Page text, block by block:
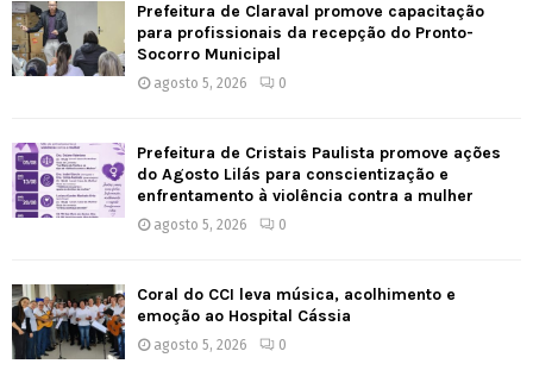
Prefeitura de Claraval promove capacitação
para profissionais da recepção do Pronto-
Socorro Municipal
agosto 5, 2026 0
Prefeitura de Cristais Paulista promove ações
do Agosto Lilás para conscientização e
enfrentamento à violência contra a mulher
agosto 5, 2026 0
Coral do CCI leva música, acolhimento e
emoção ao Hospital Cássia
agosto 5, 2026 0